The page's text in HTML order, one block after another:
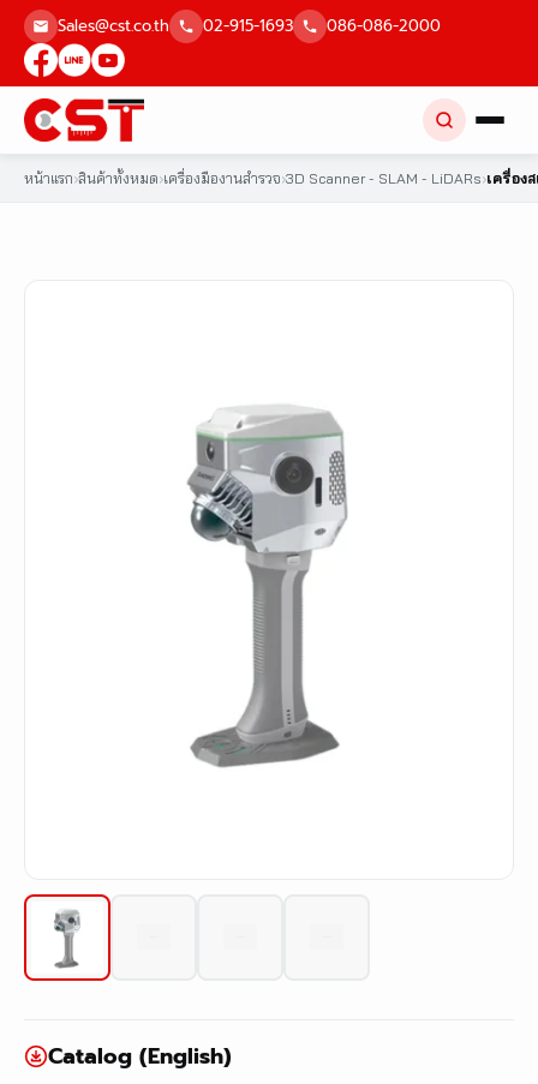
Skip
content
Sales@cst.co.th 02-915-1693 086-086-2000
หน้าแรก›สินค้าทั้งหมด›เครื่องมืองานสำรวจ›3D Scanner - SLAM - LiDARs›เครื่อง
Catalog (English)